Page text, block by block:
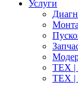
Услуги
ТЕХ |
ТЕХ |